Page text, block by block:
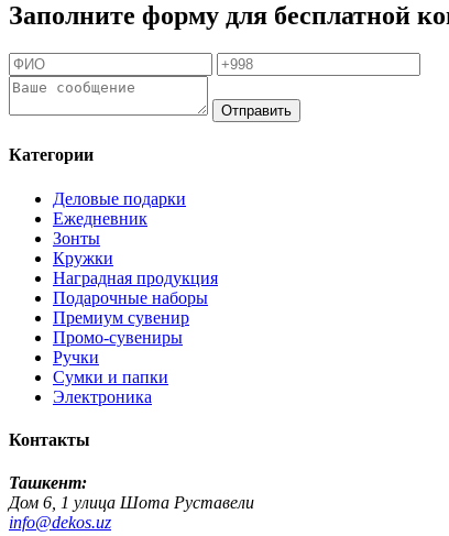
Заполните форму для бесплатной
Отправить
Категории
Деловые подарки
Ежедневник
Зонты
Кружки
Наградная продукция
Подарочные наборы
Премиум сувенир
Промо-сувениры
Ручки
Сумки и папки
Электроника
Контакты
Ташкент:
Дом 6, 1 улица Шота Руставели
info@dekos.uz